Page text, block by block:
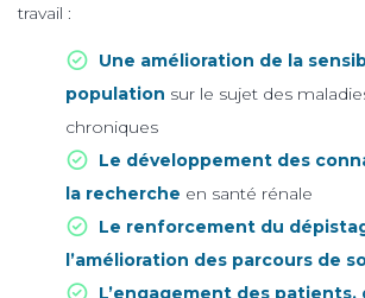
travail :
Une amélioration de la
population sur le sujet des
chroniques
Le développement des
la recherche en santé rénale
Le renforcement du
l’amélioration des parcours de
L’engagement des patients,